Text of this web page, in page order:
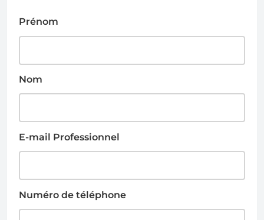
Prénom
Nom
E-mail Professionnel
Numéro de téléphone